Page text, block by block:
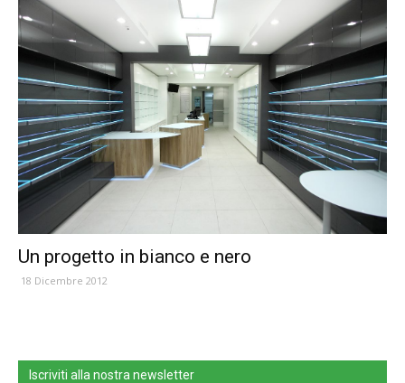
Un progetto in bianco e nero
18 Dicembre 2012
Iscriviti alla nostra newsletter